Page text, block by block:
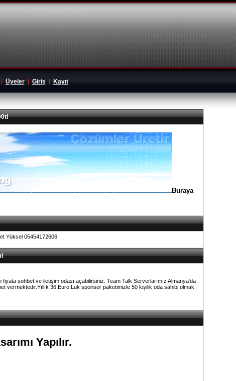
Üyeler| Giriş| Kayıt
Buraya
Yüksel 05454172606
sohbet ve iletişim odası açabilirsiniz. Team Talk Serverlarımız Almanya'da
vermektedir.Yıllık 36 Euro Luk sponsor paketimizle 50 kişilik oda sahibi olmak
Yapılır.